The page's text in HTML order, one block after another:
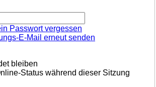
Passwort vergessen
E-Mail erneut senden
bleiben
Status während dieser Sitzung